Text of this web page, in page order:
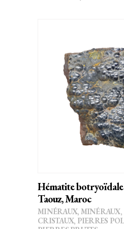
AJOUTER
Hématite
Taouz, Maroc
MINÉRAUX, MINÉRAUX,
CRISTAUX, PIERRES